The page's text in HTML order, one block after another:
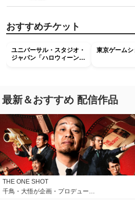
おすすめチケット
ユニバーサル・スタジオ・
ジャパン「ハロウィーン・
東京ゲーム
最新＆おすすめ 配信作品
THE ONE SHOT
千鳥・大悟が企画・プロデュー…